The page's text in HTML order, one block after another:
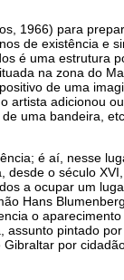
1966) para
de existência e
é uma estrutura
na zona do
de uma
artista adicionou
uma bandeira,
é aí, nesse
desde o século
a ocupar um
Hans
o
assunto pintado
por